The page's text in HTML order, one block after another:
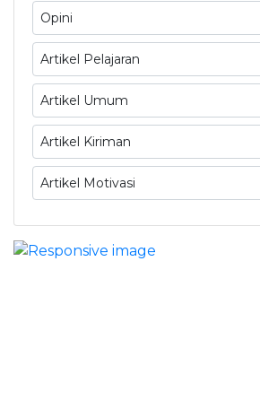
Opini
Artikel Pelajaran
Artikel Umum
Artikel Kiriman
Artikel Motivasi